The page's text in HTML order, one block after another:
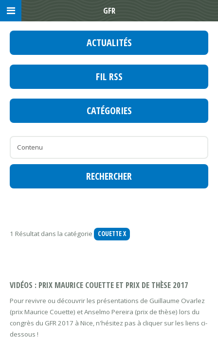
ACTUALITÉS
FIL RSS
CATÉGORIES
1 Résultat dans la catégorie COUETTEX
VIDÉOS : PRIX MAURICE COUETTE ET PRIX DE THÈSE 2017
Pour revivre ou découvrir les présentations de Guillaume Ovarlez
(prix Maurice Couette) et Anselmo Pereira (prix de thèse) lors du
congrès du GFR 2017 à Nice, n'hésitez pas à cliquer sur les liens ci-
dessous !
GFR